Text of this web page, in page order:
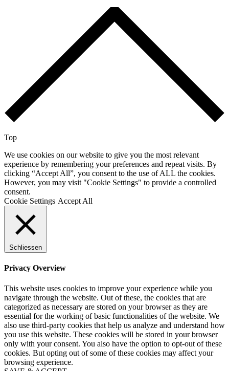
Top
We use cookies on our website to give you the most relevant
experience by remembering your preferences and repeat visits. By
clicking “Accept All”, you consent to the use of ALL the cookies.
However, you may visit "Cookie Settings" to provide a controlled
consent.
Cookie Settings Accept All
Schliessen
Privacy Overview
This website uses cookies to improve your experience while you
navigate through the website. Out of these, the cookies that are
categorized as necessary are stored on your browser as they are
essential for the working of basic functionalities of the website. We
also use third-party cookies that help us analyze and understand how
you use this website. These cookies will be stored in your browser
only with your consent. You also have the option to opt-out of these
cookies. But opting out of some of these cookies may affect your
browsing experience.